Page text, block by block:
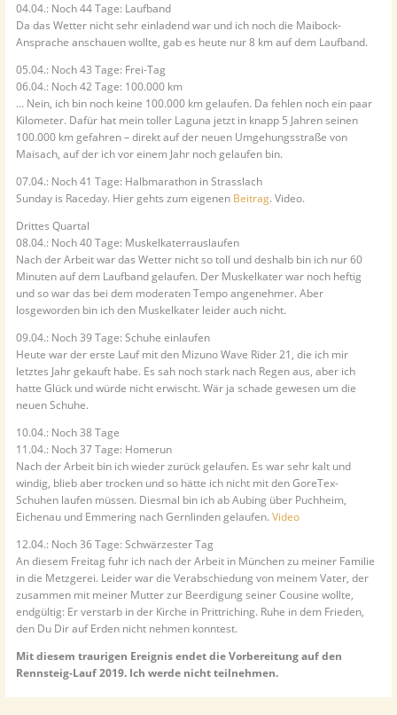
04.04.: Noch 44 Tage: Laufband
Da das Wetter nicht sehr einladend war und ich noch die Maibock-
Ansprache anschauen wollte, gab es heute nur 8 km auf dem Laufband.
05.04.: Noch 43 Tage: Frei-Tag
06.04.: Noch 42 Tage: 100.000 km
… Nein, ich bin noch keine 100.000 km gelaufen. Da fehlen noch ein paar
Kilometer. Dafür hat mein toller Laguna jetzt in knapp 5 Jahren seinen
100.000 km gefahren – direkt auf der neuen Umgehungsstraße von
Maisach, auf der ich vor einem Jahr noch gelaufen bin.
07.04.: Noch 41 Tage: Halbmarathon in Strasslach
Sunday is Raceday. Hier gehts zum eigenen Beitrag. Video.
Drittes Quartal
08.04.: Noch 40 Tage: Muskelkaterrauslaufen
Nach der Arbeit war das Wetter nicht so toll und deshalb bin ich nur 60
Minuten auf dem Laufband gelaufen. Der Muskelkater war noch heftig
und so war das bei dem moderaten Tempo angenehmer. Aber
losgeworden bin ich den Muskelkater leider auch nicht.
09.04.: Noch 39 Tage: Schuhe einlaufen
Heute war der erste Lauf mit den Mizuno Wave Rider 21, die ich mir
letztes Jahr gekauft habe. Es sah noch stark nach Regen aus, aber ich
hatte Glück und würde nicht erwischt. Wär ja schade gewesen um die
neuen Schuhe.
10.04.: Noch 38 Tage
11.04.: Noch 37 Tage: Homerun
Nach der Arbeit bin ich wieder zurück gelaufen. Es war sehr kalt und
windig, blieb aber trocken und so hätte ich nicht mit den GoreTex-
Schuhen laufen müssen. Diesmal bin ich ab Aubing über Puchheim,
Eichenau und Emmering nach Gernlinden gelaufen.Video
12.04.: Noch 36 Tage: Schwärzester Tag
An diesem Freitag fuhr ich nach der Arbeit in München zu meiner Familie
in die Metzgerei. Leider war die Verabschiedung von meinem Vater, der
zusammen mit meiner Mutter zur Beerdigung seiner Cousine wollte,
endgültig: Er verstarb in der Kirche in Prittriching. Ruhe in dem Frieden,
den Du Dir auf Erden nicht nehmen konntest.
Mit diesem traurigen Ereignis endet die Vorbereitung auf den
Rennsteig-Lauf 2019. Ich werde nicht teilnehmen.